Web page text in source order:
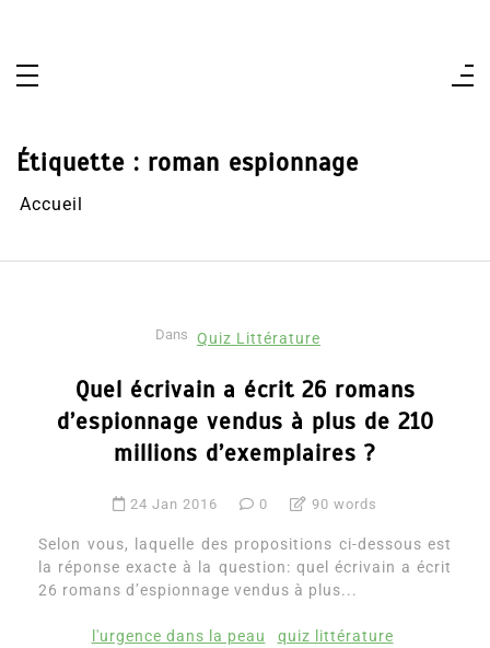
Étiquette : roman espionnage
Accueil
Dans Quiz Littérature
Quel écrivain a écrit 26 romans
d’espionnage vendus à plus de 210
millions d’exemplaires ?
24 Jan 2016 0 90 words
Selon vous, laquelle des propositions ci-dessous est
la réponse exacte à la question: quel écrivain a écrit
26 romans d’espionnage vendus à plus...
l'urgence dans la peau
quiz littérature